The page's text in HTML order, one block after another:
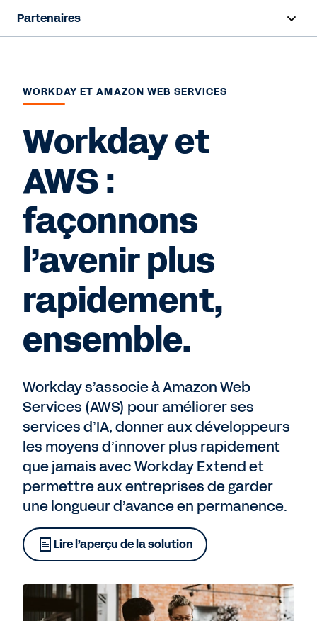
Partenaires
Trouver un partenaire
WORKDAY ET AMAZON WEB SERVICES
Workday et
AWS :
façonnons
l’avenir plus
rapidement,
ensemble.
Workday s’associe à Amazon Web
Services (AWS) pour améliorer ses
services d’IA, donner aux développeurs
les moyens d’innover plus rapidement
que jamais avec Workday Extend et
permettre aux entreprises de garder
une longueur d’avance en permanence.
Lire l’aperçu de la solution